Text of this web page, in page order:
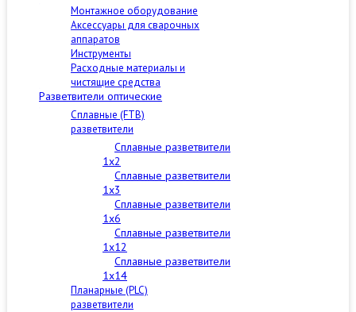
Монтажное оборудование
Аксессуары для сварочных
аппаратов
Инструменты
Расходные материалы и
чистящие средства
Разветвители оптические
Сплавные (FTB)
разветвители
Сплавные разветвители
1x2
Сплавные разветвители
1x3
Сплавные разветвители
1x6
Сплавные разветвители
1x12
Сплавные разветвители
1x14
Планарные (PLC)
разветвители